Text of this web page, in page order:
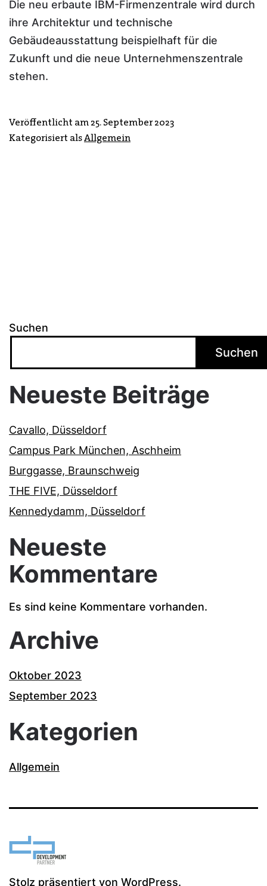
Die neu erbaute IBM-Firmenzentrale wird durch
ihre Architektur und technische
Gebäudeausstattung beispielhaft für die
Zukunft und die neue Unternehmenszentrale
stehen.
Veröffentlicht am 25. September 2023
Kategorisiert alsAllgemein
Suchen
Suchen
Neueste Beiträge
Cavallo, Düsseldorf
Campus Park München, Aschheim
Burggasse, Braunschweig
THE FIVE, Düsseldorf
Kennedydamm, Düsseldorf
Neueste
Kommentare
Es sind keine Kommentare vorhanden.
Archive
Oktober 2023
September 2023
Kategorien
Allgemein
Stolz präsentiert von WordPress.